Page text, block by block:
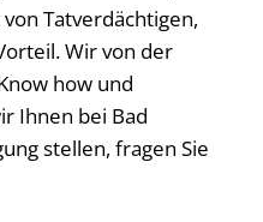
Tatverdächtigen,
Wir von der
how und
Ihnen bei Bad
stellen, fragen Sie